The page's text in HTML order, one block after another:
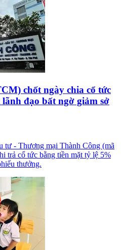
chốt ngày chia cổ tức
đạo bất ngờ giảm sở
tư - Thương mại Thành Công (mã
trả cổ tức bằng tiền mặt tỷ lệ 5%
thưởng.